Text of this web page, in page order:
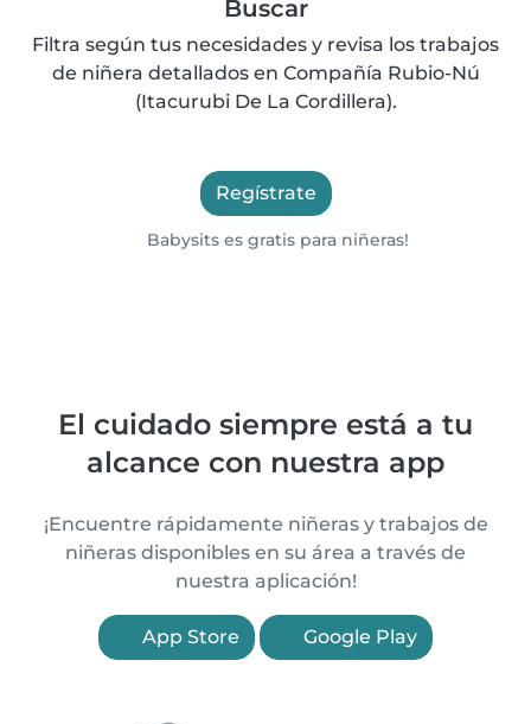
Buscar
Filtra según tus necesidades y revisa los trabajos
de niñera detallados en Compañía Rubio-Nú
(Itacurubi De La Cordillera).
Regístrate
Babysits es gratis para niñeras!
El cuidado siempre está a tu
alcance con nuestra app
¡Encuentre rápidamente niñeras y trabajos de
niñeras disponibles en su área a través de
nuestra aplicación!
App Store Google Play